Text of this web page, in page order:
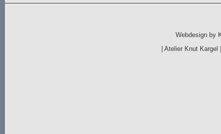
Webdesign by
|Atelier Knut Kargel